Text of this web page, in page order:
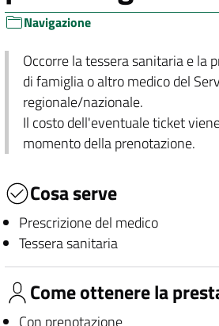
Navigazione
Occorre la tessera sanitaria e la
di famiglia o altro medico del
regionale/nazionale.
Il costo dell'eventuale ticket
momento della prenotazione.
Cosa serve
Prescrizione del medico
Tessera sanitaria
Come ottenere la
Con prenotazione